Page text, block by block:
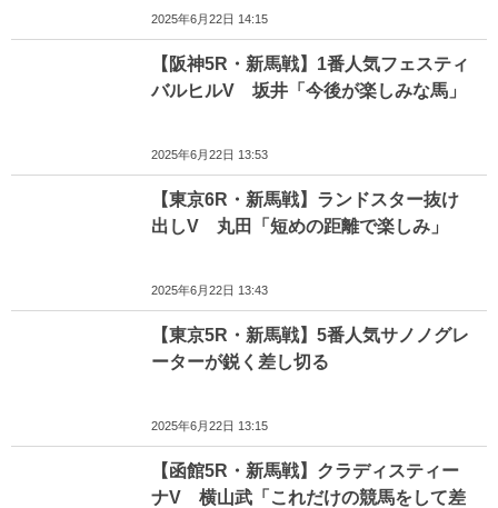
2025年6月22日 14:15
【阪神5R・新馬戦】1番人気フェスティ
バルヒルV 坂井「今後が楽しみな馬」
2025年6月22日 13:53
【東京6R・新馬戦】ランドスター抜け
出しV 丸田「短めの距離で楽しみ」
2025年6月22日 13:43
【東京5R・新馬戦】5番人気サノノグレ
ーターが鋭く差し切る
2025年6月22日 13:15
【函館5R・新馬戦】クラディスティー
ナV 横山武「これだけの競馬をして差